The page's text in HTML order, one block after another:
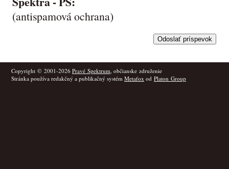
(antispamová ochrana)
Copyright © 2001-2026 Pravé Spektrum, občianske združenie
Stránka používa redakčný a publikačný systém Metafox od Platon Group